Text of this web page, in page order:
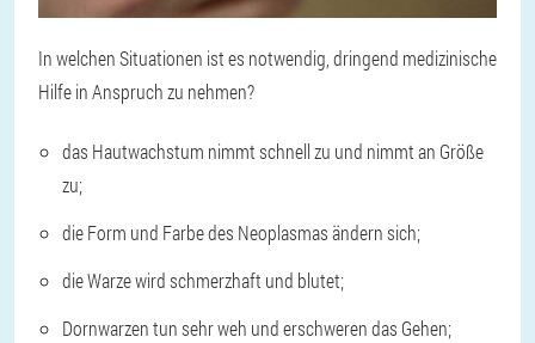
In welchen Situationen ist es notwendig, dringend medizinische
Hilfe in Anspruch zu nehmen?
das Hautwachstum nimmt schnell zu und nimmt an Größe
zu;
die Form und Farbe des Neoplasmas ändern sich;
die Warze wird schmerzhaft und blutet;
Dornwarzen tun sehr weh und erschweren das Gehen;